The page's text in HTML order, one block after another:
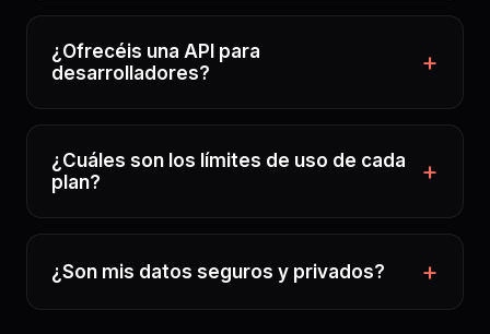
¿Ofrecéis una API para
desarrolladores?
¿Cuáles son los límites de uso de cada
plan?
¿Son mis datos seguros y privados?